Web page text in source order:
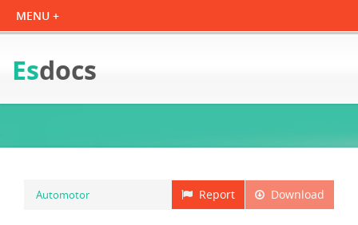
Esdocs
Download
Report
Automotor